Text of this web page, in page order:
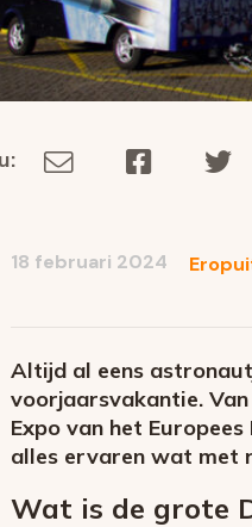
mail
18 februari 2024
Altijd al eens
voorjaarsvakantie.
Expo van het
alles ervaren wat met
Wat is de grote